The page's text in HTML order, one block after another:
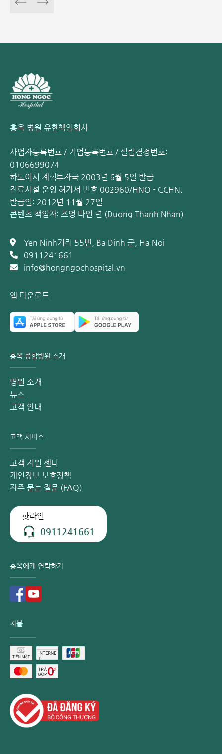
있습니다.
홍옥 병원 유한책임회사
사업자등록번호 / 기업등록번호 / 설립결정번호:
0106699074
하노이시 계획투자국 2003년 6월 5일 발급
진료시설 운영 허가서 번호 002960/HNO - CCHN.
발급일: 2012년 11월 27일
콘텐츠 책임자: 즈엉 타인 년 (Duong Thanh Nhan)
Yen Ninh거리 55번, Ba Dinh 군, Ha Noi
0911241661
info@hongngochospital.vn
앱 다운로드
홍옥 종합병원 소개
병원 소개
뉴스
고객 안내
고객 서비스
고객 지원 센터
개인정보 보호정책
자주 묻는 질문 (FAQ)
핫라인
0911241661
홍옥에게 연락하기
지불